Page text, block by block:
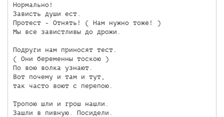
Нормально!
Зависть души ест.
Протест - Отнять! ( Нам нужно тоже! )
Мы все завистливы до дрожи.
Подруги нам приносят тест.
( Они беременны тоскою )
По вою волка узнают.
Вот почему и там и тут,
так часто воют с перепою.
Тропою шли и грош нашли.
Зашли в пивную. Посидели.